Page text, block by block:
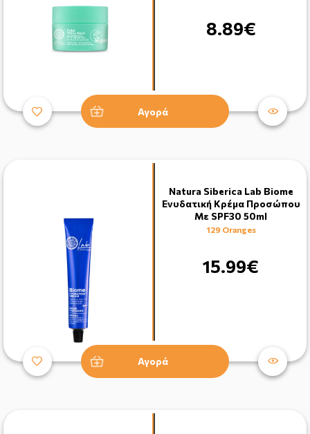
8.89€
Αγορά
Natura Siberica Lab Biome
Ενυδατική Κρέμα Προσώπου
Με SPF30 50ml
129 Oranges
15.99€
Αγορά